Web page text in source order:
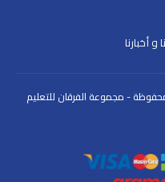
أخبارنا
جميع الحقوق محفوظة - مجموعة الفرقان للتعليم